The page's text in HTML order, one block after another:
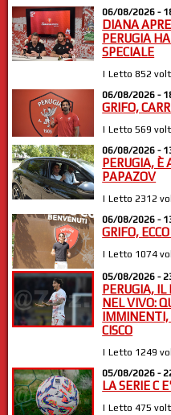
06/08/2026 -
DIANA
PERUGIA
SPECIALE
| Letto 852
06/08/2026 -
GRIFO,
| Letto 569
06/08/2026 -
PERUGIA, È
PAPAZOV
| Letto 2312
06/08/2026 -
GRIFO,
| Letto 1074
05/08/2026 -
PERUGIA,
NEL VIVO:
IMMINENTI,
CISCO
| Letto 1249
05/08/2026 -
LA SERIE C
| Letto 475